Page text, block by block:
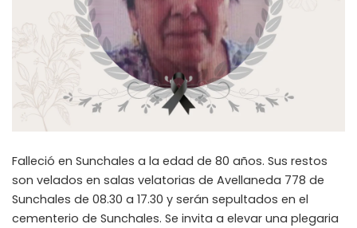
Falleció en Sunchales a la edad de 80 años. Sus restos
son velados en salas velatorias de Avellaneda 778 de
Sunchales de 08.30 a 17.30 y serán sepultados en el
cementerio de Sunchales. Se invita a elevar una plegaria